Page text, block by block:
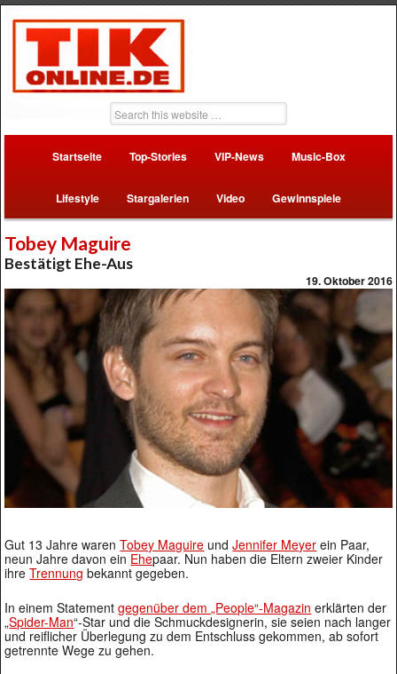
Startseite Top-Stories VIP-News Music-Box
Lifestyle Stargalerien Video Gewinnspiele
Tobey Maguire
Bestätigt Ehe-Aus
19. Oktober 2016
Gut 13 Jahre warenTobey Maguire undJennifer Meyer ein Paar,
neun Jahre davon ein Ehepaar. Nun haben die Eltern zweier Kinder
ihreTrennung bekannt gegeben.
In einem Statementgegenüber dem „People“-Magazin erklärten der
„Spider-Man“-Star und die Schmuckdesignerin, sie seien nach langer
und reiflicher Überlegung zu dem Entschluss gekommen, ab sofort
getrennte Wege zu gehen.